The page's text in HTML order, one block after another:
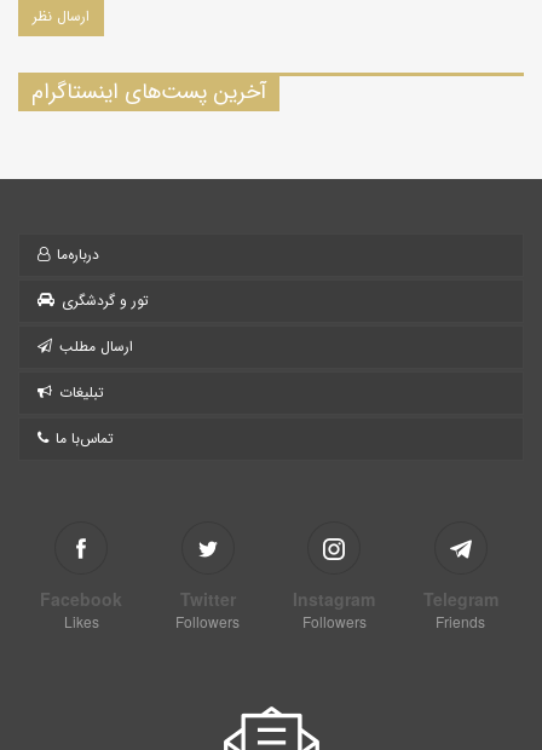
آخرین پست‌های اینستاگرام
درباره‌ما
تور و گردشگری
ارسال مطلب
تبلیغات
تماس‌با ما
Facebook
Likes
Twitter
Followers
Instagram
Followers
Telegram
Friends